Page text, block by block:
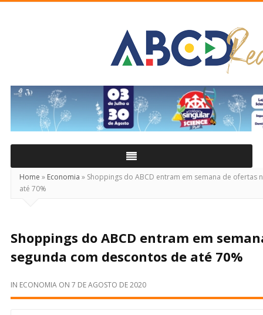
Real
Home » Economia » Shoppings do ABCD entram em semana de ofertas
até 70%
Shoppings do ABCD entram em
segunda com descontos de até 70%
IN ECONOMIA ON 7 DE AGOSTO DE 2020